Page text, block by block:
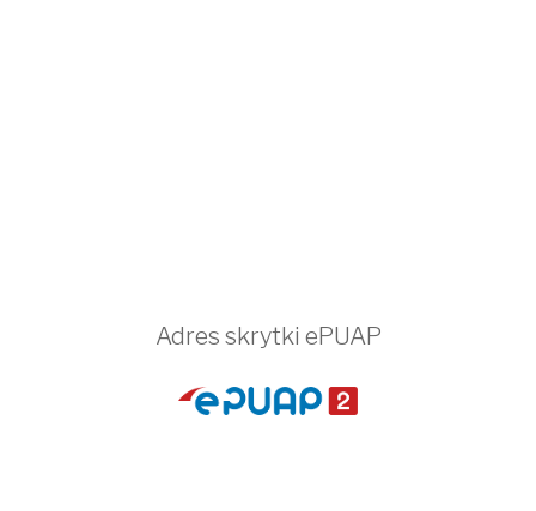
Adres skrytki ePUAP